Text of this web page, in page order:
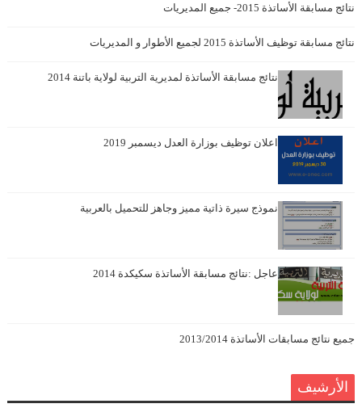
نتائج مسابقة الأساتذة 2015- جميع المديريات
نتائج مسابقة توظيف الأساتذة 2015 لجميع الأطوار و المديريات
نتائج مسابقة الأساتذة لمديرية التربية لولاية باتنة 2014
اعلان توظيف بوزارة العدل ديسمبر 2019
نموذج سيرة ذاتية مميز وجاهز للتحميل بالعربية
عاجل :نتائج مسابقة الأساتذة سكيكدة 2014
جميع نتائج مسابقات الأساتذة 2013/2014
الأرشيف